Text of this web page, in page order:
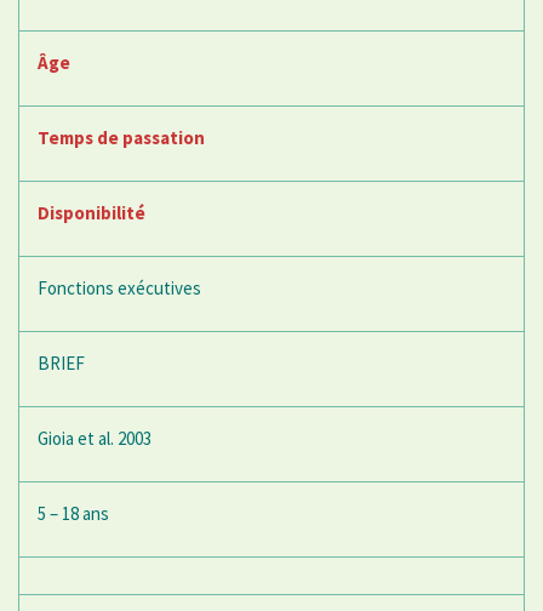
Âge
Temps de passation
Disponibilité
Fonctions exécutives
BRIEF
Gioia et al. 2003
5 – 18 ans